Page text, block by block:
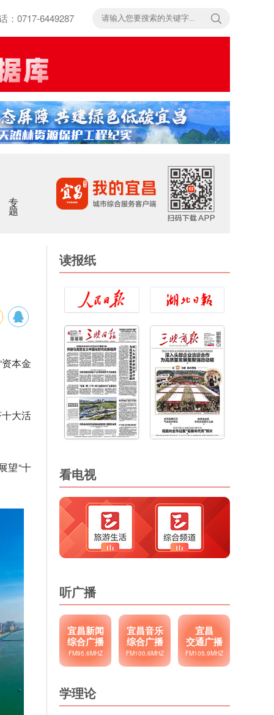
：0717-6449287
专题
本金
大活
望“十
读报纸
看电视
听广播
宜昌新闻
综合广播
FM95.6MHZ
宜昌音乐
综合广播
FM100.6MHZ
宜昌
交通广播
FM105.9MHZ
学理论